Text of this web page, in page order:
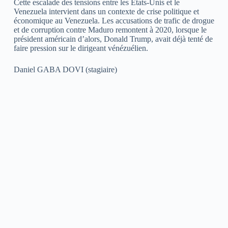
Cette escalade des tensions entre les États-Unis et le
Venezuela intervient dans un contexte de crise politique et
économique au Venezuela. Les accusations de trafic de drogue
et de corruption contre Maduro remontent à 2020, lorsque le
président américain d’alors, Donald Trump, avait déjà tenté de
faire pression sur le dirigeant vénézuélien.
Daniel GABA DOVI (stagiaire)